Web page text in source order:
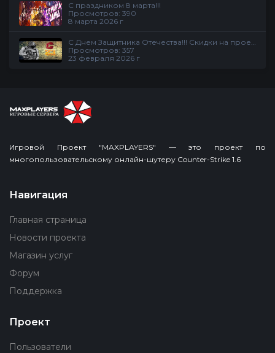
С праздником 8 марта!!!
Просмотров: 390
8 марта 2026 г
С Днем Защитника Отечества!!! Скидки на проекте
Просмотров: 357
23 февраля 2026 г
Игровой Проект "MAXPLAYERS" — это проект по
многопользовательскому онлайн-шутеру Counter-Strike 1.6
Навигация
Главная страница
Новости проекта
Магазин услуг
Форум
Поддержка
Проект
Пользователи